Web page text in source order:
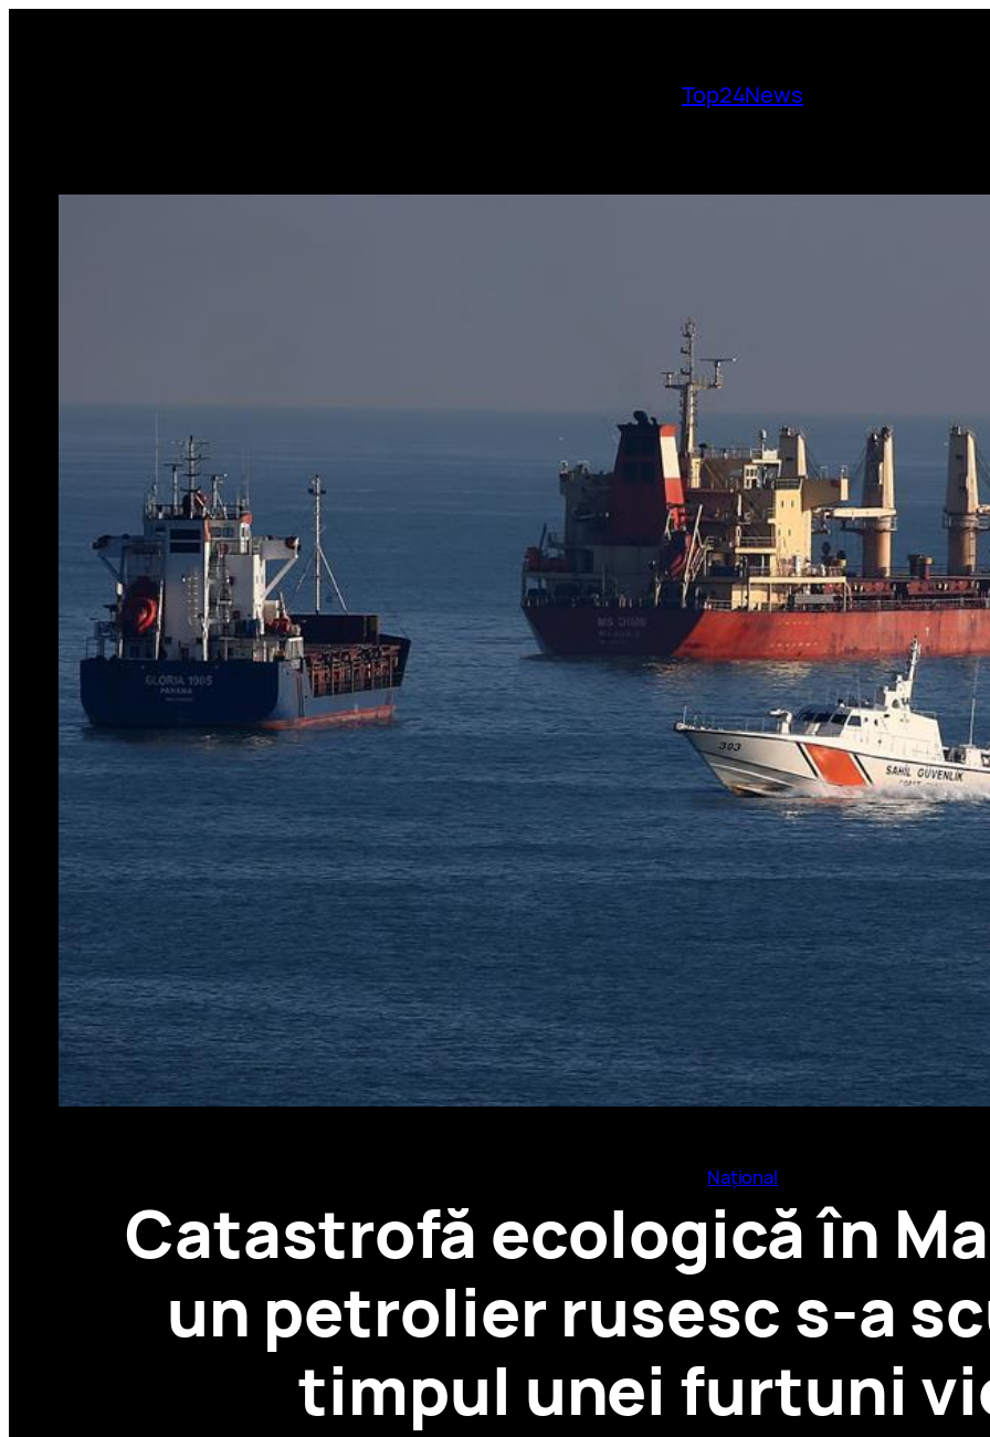
Top24News
Național
Catastrofă ecologică în
un petrolier rusesc s-a
timpul unei furtuni